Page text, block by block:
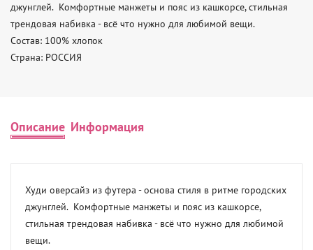
джунглей.  Комфортные манжеты и пояс из кашкорсе, стильная
трендовая набивка - всё что нужно для любимой вещи.
Состав: 100% хлопок
Страна: РОССИЯ
Описание Информация
Худи оверсайз из футера - основа стиля в ритме городских
джунглей.  Комфортные манжеты и пояс из кашкорсе,
стильная трендовая набивка - всё что нужно для любимой
вещи.